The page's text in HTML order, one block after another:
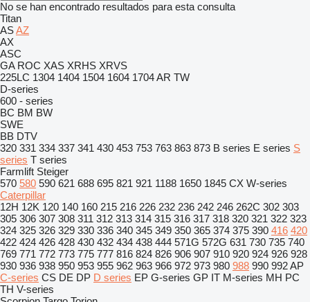
No se han encontrado resultados para esta consulta
Titan
ASAZ
AX
ASC
GA ROC XAS XRHS XRVS
225LC 1304 1404 1504 1604 1704AR TW
D-series
600 - series
BC BM BW
SWE
BB DTV
320 331 334 337 341 430 453 753 763 863 873 B series E series S
series T series
Farmlift Steiger
570 580 590 621 688 695 821 921 1188 1650 1845 CX W-series
Caterpillar
12H 12K 120 140 160 215 216 226 232 236 242 246 262C 302 303
305 306 307 308 311 312 313 314 315 316 317 318 320 321 322 323
324 325 326 329 330 336 340 345 349 350 365 374 375 390 416 420
422 424 426 428 430 432 434 438 444 571G 572G 631 730 735 740
769 771 772 773 775 777 816 824 826 906 907 910 920 924 926 928
930 936 938 950 953 955 962 963 966 972 973 980 988 990 992AP
C-series CS DE DP D series EP G-series GP IT M-series MH PC
TH V-series